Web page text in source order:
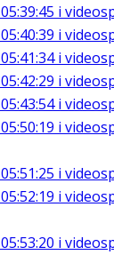
05:39:45 i
05:40:39 i
05:41:34i
05:42:29 i
05:43:54i
05:50:19 i
05:51:25 i
05:52:19 i
05:53:20 i